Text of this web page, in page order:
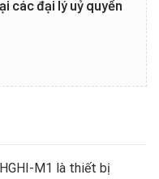
các đại lý uỷ quyền
M1 là thiết bị